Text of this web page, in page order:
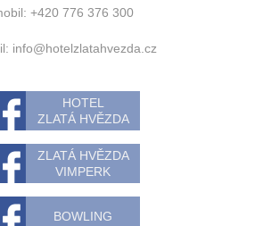
+420 776 376 300
info@hotelzlatahvezda.cz
HOTEL
ZLATÁ HVĚZDA
ZLATÁ HVĚZDA
VIMPERK
BOWLING